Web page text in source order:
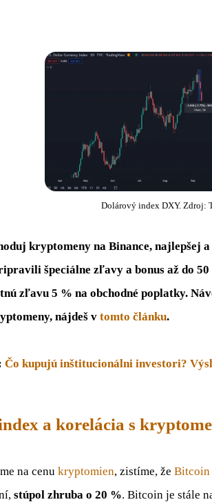
Dolárový index DXY. Zdroj:
kryptomeny na Binance, najlepšej
špeciálne zľavy a bonus až do
zľavu 5 % na obchodné poplatky.
nájdeš v tomto článku.
Čo kupujú inštitucionálni investori?
a korelácia s
na cenu kryptomien, zistíme, že Bitcoin
stúpol zhruba o 20 %. Bitcoin je stále